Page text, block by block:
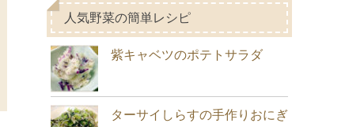
人気野菜の簡単レシピ
紫キャベツのポテトサラダ
ターサイしらすの手作りおにぎ